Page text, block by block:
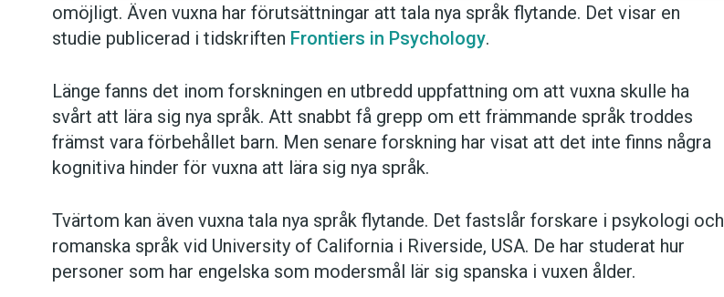
omöjligt. Även vuxna har förutsättningar att tala nya språk flytande. Det visar en
studie publicerad i tidskriften Frontiers in Psychology.
Länge fanns det inom forskningen en utbredd uppfattning om att vuxna skulle ha
svårt att lära sig nya språk. Att snabbt få grepp om ett främmande språk troddes
främst vara förbehållet barn. Men senare forskning har visat att det inte finns några
kognitiva hinder för vuxna att lära sig nya språk.
Tvärtom kan även vuxna tala nya språk flytande. Det fastslår forskare i psykologi och
romanska språk vid University of California i Riverside, USA. De har studerat hur
personer som har engelska som modersmål lär sig spanska i vuxen ålder.